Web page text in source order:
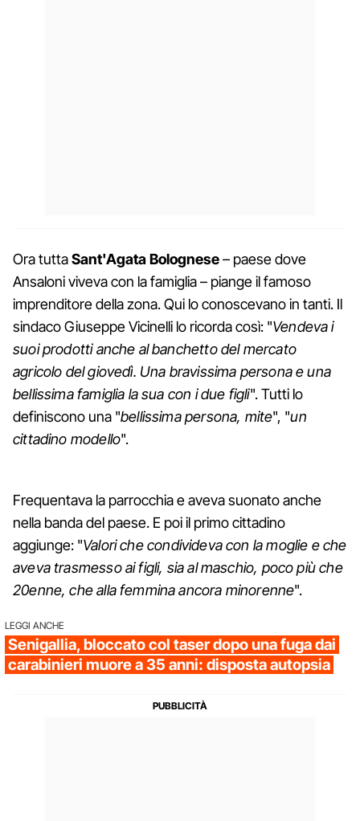
Ora tuttaSant'Agata Bolognese– paese dove
Ansaloni viveva con la famiglia – piange il famoso
imprenditore della zona. Qui lo conoscevano in tanti. Il
sindaco Giuseppe Vicinelli lo ricorda così: "Vendeva i
suoi prodotti anche al banchetto del mercato
agricolo del giovedì. Una bravissima persona e una
bellissima famiglia la sua con i due figli". Tutti lo
definiscono una "bellissima persona, mite", "un
cittadino modello".
Frequentava la parrocchia e aveva suonato anche
nella banda del paese. E poi il primo cittadino
aggiunge: "Valori che condivideva con la moglie e che
aveva trasmesso ai figli, sia al maschio, poco più che
20enne, che alla femmina ancora minorenne".
LEGGI ANCHE
Senigallia, bloccato col taser dopo una fuga dai
carabinieri muore a 35 anni: disposta autopsia